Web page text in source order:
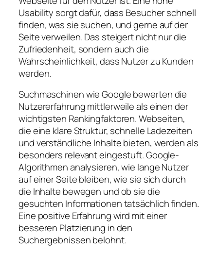
Usability sorgt dafür, dass Besucher schnell
finden, was sie suchen, und gerne auf der
Seite verweilen. Das steigert nicht nur die
Zufriedenheit, sondern auch die
Wahrscheinlichkeit, dass Nutzer zu Kunden
werden.
Suchmaschinen wie Google bewerten die
Nutzererfahrung mittlerweile als einen der
wichtigsten Rankingfaktoren. Webseiten,
die eine klare Struktur, schnelle Ladezeiten
und verständliche Inhalte bieten, werden als
besonders relevant eingestuft. Google-
Algorithmen analysieren, wie lange Nutzer
auf einer Seite bleiben, wie sie sich durch
die Inhalte bewegen und ob sie die
gesuchten Informationen tatsächlich finden.
Eine positive Erfahrung wird mit einer
besseren Platzierung in den
Suchergebnissen belohnt.